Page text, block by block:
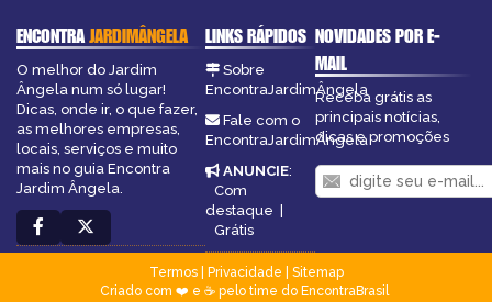
ENCONTRAJARDIMÂNGELA
O melhor do Jardim
Ângela num só lugar!
Dicas, onde ir, o que fazer,
as melhores empresas,
locais, serviços e muito
mais no guia Encontra
Jardim Ângela.
LINKS RÁPIDOS
Sobre
EncontraJardimÂngela
Fale com o
EncontraJardimÂngela
ANUNCIE:
Com
destaque |
Grátis
NOVIDADES POR E-
MAIL
Receba grátis as
principais notícias,
dicas e promoções
Termos| Privacidade
Sitemap
Criado com ❤️ e ☕ pelo time do EncontraBrasil